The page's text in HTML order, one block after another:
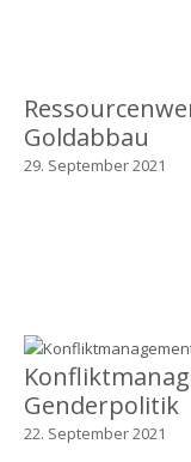
Goldabbau
29. September 2021
Genderpolitik
22. September 2021